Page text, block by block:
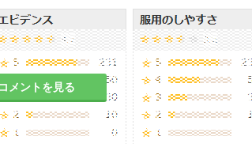
与すること。
を考慮し，授乳の継続又は中止を検討する
メントを見る